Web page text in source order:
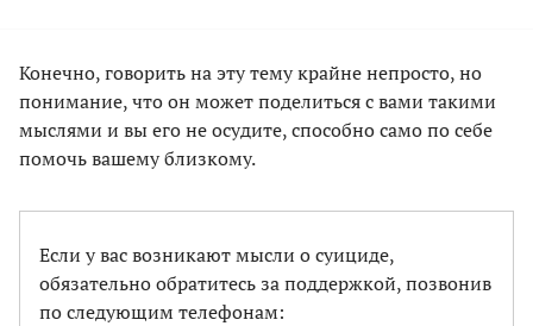
Конечно, говорить на эту тему крайне непросто, но
понимание, что он может поделиться с вами такими
мыслями и вы его не осудите, способно само по себе
помочь вашему близкому.
Если у вас возникают мысли о суициде,
обязательно обратитесь за поддержкой, позвонив
по следующим телефонам: